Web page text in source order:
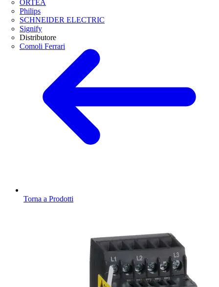
ORTEA
Philips
SCHNEIDER ELECTRIC
Signify
Distributore
Comoli Ferrari
Torna a Prodotti